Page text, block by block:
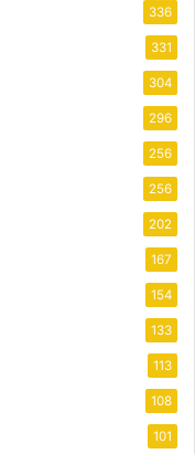
336
331
304
296
256
256
202
167
154
133
113
108
101